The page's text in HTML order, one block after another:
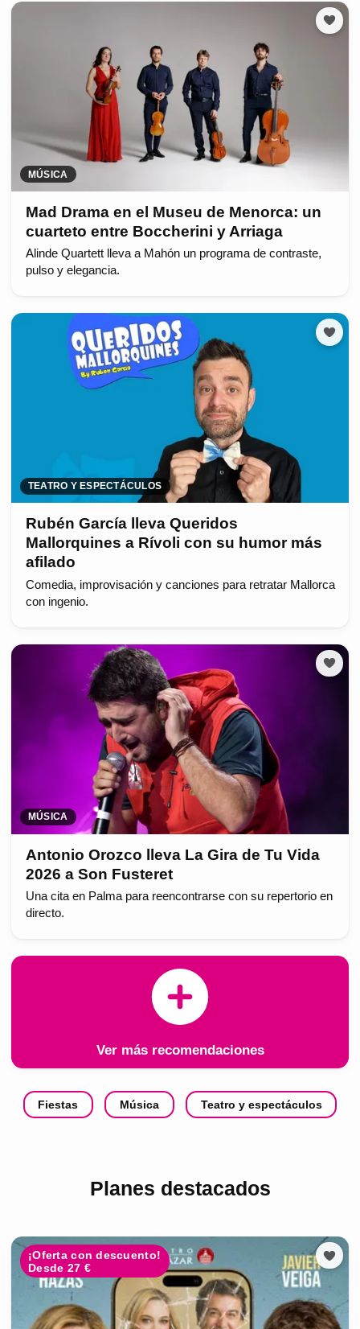
MÚSICA
Mad Drama en el Museu de Menorca: un
cuarteto entre Boccherini y Arriaga
Alinde Quartett lleva a Mahón un programa de contraste,
pulso y elegancia.
TEATRO Y ESPECTÁCULOS
Rubén García lleva Queridos
Mallorquines a Rívoli con su humor más
afilado
Comedia, improvisación y canciones para retratar Mallorca
con ingenio.
MÚSICA
Antonio Orozco lleva La Gira de Tu Vida
2026 a Son Fusteret
Una cita en Palma para reencontrarse con su repertorio en
directo.
Ver más recomendaciones
Fiestas Música Teatro y espectáculos
Planes destacados
¡Oferta con descuento!
Desde 27 €